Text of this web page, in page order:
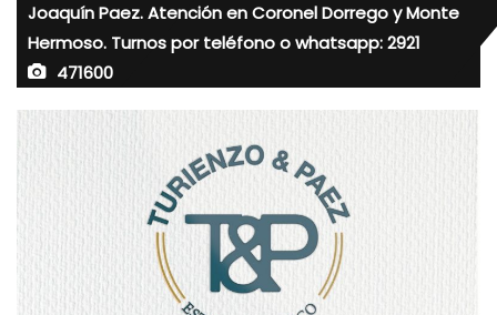
Joaquín Paez. Atención en Coronel Dorrego y Monte
Hermoso. Turnos por teléfono o whatsapp: 2921
471600